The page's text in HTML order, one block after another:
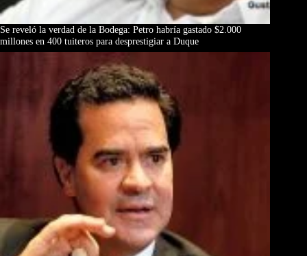
Se reveló la verdad de la Bodega: Petro habría gastado $2.000
millones en 400 tuiteros para desprestigiar a Duque